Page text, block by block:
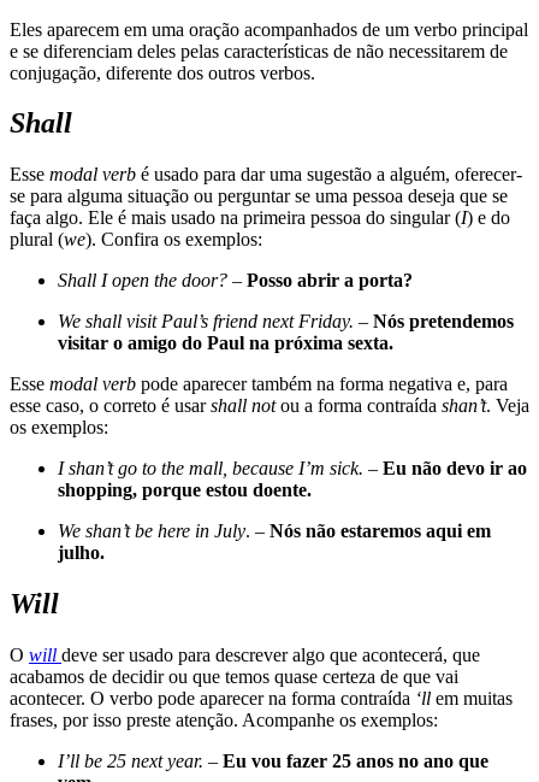
Eles aparecem em uma oração acompanhados de um verbo principal
e se diferenciam deles pelas características de não necessitarem de
conjugação, diferente dos outros verbos.
Shall
Esse modal verb é usado para dar uma sugestão a alguém, oferecer-
se para alguma situação ou perguntar se uma pessoa deseja que se
faça algo. Ele é mais usado na primeira pessoa do singular (I) e do
plural (we). Confira os exemplos:
Shall I open the door? – Posso abrir a porta?
We shall visit Paul’s friend next Friday. – Nós pretendemos
visitar o amigo do Paul na próxima sexta.
Esse modal verb pode aparecer também na forma negativa e, para
esse caso, o correto é usarshall notou a forma contraída shan’t. Veja
os exemplos:
I shan’t go to the mall, because I’m sick. – Eu não devo ir ao
shopping, porque estou doente.
We shan’t be here in July. – Nós não estaremos aqui em
julho.
Will
O will deve ser usado para descrever algo que acontecerá, que
acabamos de decidir ou que temos quase certeza de que vai
acontecer. O verbo pode aparecer na forma contraída ‘ll em muitas
frases, por isso preste atenção. Acompanhe os exemplos:
I’ll be 25 next year. – Eu vou fazer 25 anos no ano que